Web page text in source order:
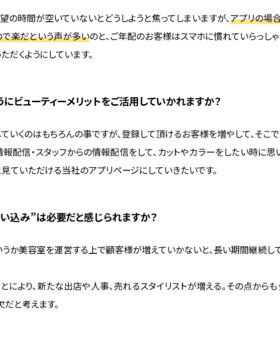
の時間が空いていないとどうしようと焦ってしまいますが、アプリの場
楽だという声が多いのと、ご年配のお客様はスマホに慣れていらっし
くようにしています。
にビューティーメリットをご活用していかれますか？
いくのはもちろんの事ですが、登録して頂けるお客様を増やして、そこ
配信・スタッフからの情報配信をして、カットやカラーをしたい時に思
ていただける当社のアプリページにしていきたいです。
込み”は必要だと感じられますか？
か美容室を運営する上で顧客様が増えていかないと、長い期間継続し
により、新たな出店や人事、売れるスタイリストが増える。その点から
と考えます。